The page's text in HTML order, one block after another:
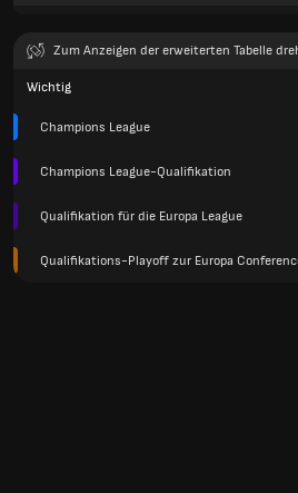
Zum Anzeigen der erweiterten Tabelle
Wichtig
Champions League
Champions League-Qualifikation
Qualifikation für die Europa League
Qualifikations-Playoff zur Europa